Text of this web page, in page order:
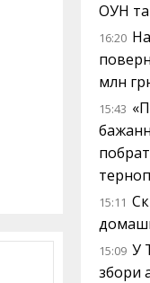
ОУН
16:20
млн
15:43
15:11
15:09 У
збори